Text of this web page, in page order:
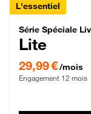
L'essentiel
Série
Série Spéciale
Lite
29,99 €/mois
Engagement 12 mois